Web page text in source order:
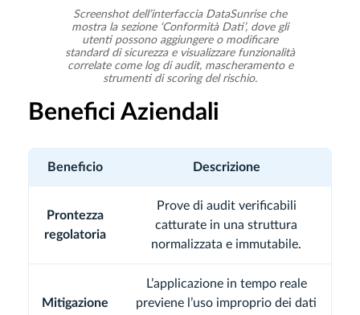
Screenshot dell’interfaccia DataSunrise che
mostra la sezione ‘Conformità Dati’, dove gli
utenti possono aggiungere o modificare
standard di sicurezza e visualizzare funzionalità
correlate come log di audit, mascheramento e
strumenti di scoring del rischio.
Benefici Aziendali
Beneficio Descrizione
Prontezza
regolatoria
Prove di audit verificabili
catturate in una struttura
normalizzata e immutabile.
Mitigazione
L’applicazione in tempo reale
previene l’uso improprio dei dati